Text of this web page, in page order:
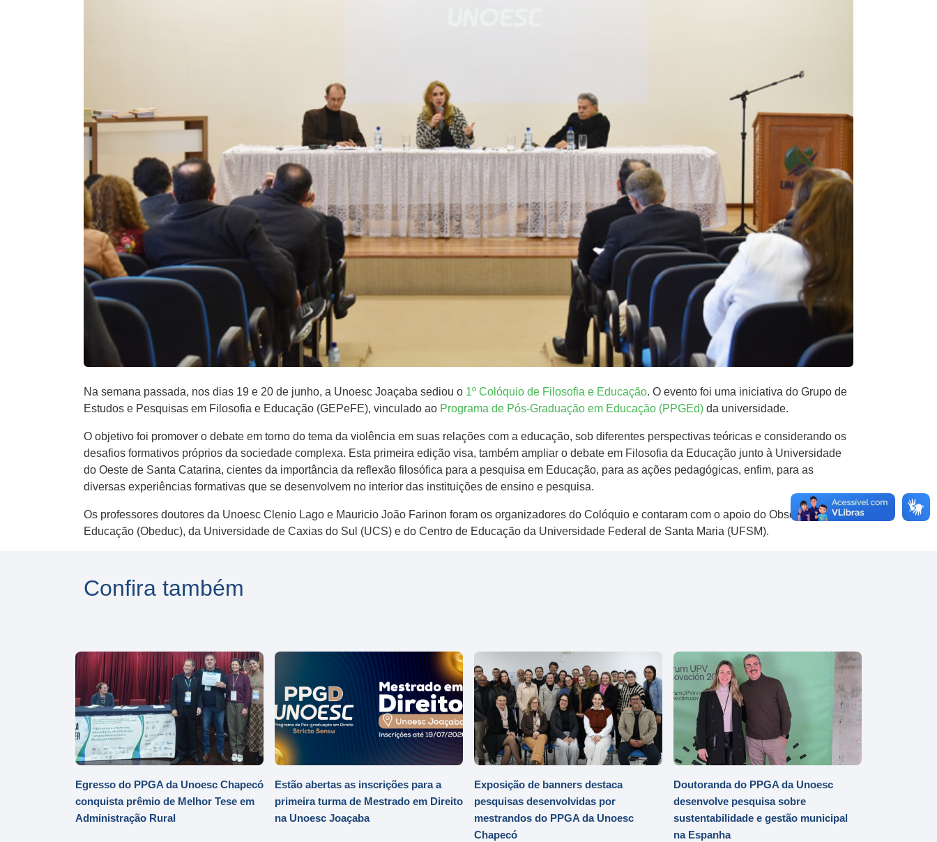
Na semana passada, nos dias 19 e 20 de junho, a Unoesc Joaçaba sediou o 1º Colóquio de Filosofia e Educação. O evento foi uma iniciativa do Grupo de
Estudos e Pesquisas em Filosofia e Educação (GEPeFE), vinculado ao Programa de Pós-Graduação em Educação (PPGEd) da universidade.
O objetivo foi promover o debate em torno do tema da violência em suas relações com a educação, sob diferentes perspectivas teóricas e considerando os
desafios formativos próprios da sociedade complexa. Esta primeira edição visa, também ampliar o debate em Filosofia da Educação junto à Universidade
do Oeste de Santa Catarina, cientes da importância da reflexão filosófica para a pesquisa em Educação, para as ações pedagógicas, enfim, para as
diversas experiências formativas que se desenvolvem no interior das instituições de ensino e pesquisa.
Os professores doutores da Unoesc Clenio Lago e Mauricio João Farinon foram os organizadores do Colóquio e contaram com o apoio do Observatório da
Educação (Obeduc), da Universidade de Caxias do Sul (UCS) e do Centro de Educação da Universidade Federal de Santa Maria (UFSM).
Confira também
Egresso do PPGA da Unoesc Chapecó
conquista prêmio de Melhor Tese em
Administração Rural
Estão abertas as inscrições para a
primeira turma de Mestrado em Direito
na Unoesc Joaçaba
Exposição de banners destaca
pesquisas desenvolvidas por
mestrandos do PPGA da Unoesc
Chapecó
Doutoranda do PPGA da Unoesc
desenvolve pesquisa sobre
sustentabilidade e gestão municipal
na Espanha